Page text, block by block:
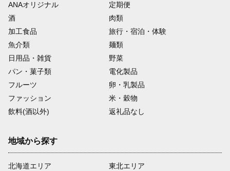
ANAオリジナル
定期便
酒
肉類
加工食品
旅行・宿泊・体験
魚介類
麺類
日用品・雑貨
野菜
パン・菓子類
電化製品
フルーツ
卵・乳製品
ファッション
米・穀物
飲料(酒以外)
返礼品なし
地域から探す
北海道エリア
東北エリア